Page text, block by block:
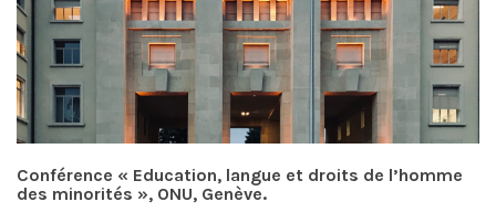
Conférence « Education, langue et droits de l’homme
des minorités », ONU, Genève.